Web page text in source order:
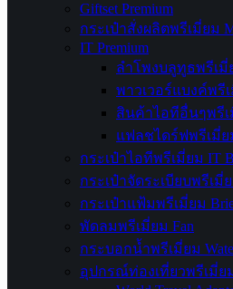
Giftset Premium
กระเป๋าสั่งผลิตพรีเมี่ยม
IT Premium
ลำโพงบลูทูธพรีเมี่ย
พาวเวอร์แบงค์พรีเ
สินค้าไอทีอื่นๆพรี
แฟลชไดร์ฟพรีเมี่ย
กระเป๋าไอทีพรีเมี่ยม IT
กระเป๋าจัดระเบียบพรีเมี่ย
กระเป๋าแฟ้มพรีเมี่ยม
พัดลมพรีเมี่ยม Fan
กระบอกน้ำพรีเมี่ยม
อุปกรณ์ท่องเที่ยวพรีเมี่ย